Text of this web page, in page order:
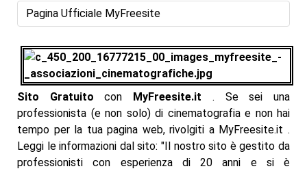
Pagina Ufficiale MyFreesite
Sito Gratuitocon MyFreesite.it . Se sei una
professionista (e non solo) di cinematografia e non hai
tempo per la tua pagina web, rivolgiti a MyFreesite.it .
Leggi le informazioni dal sito: "Il nostro sito è gestito da
professionisti con esperienza di 20 anni e si è